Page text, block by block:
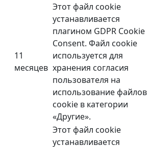
11
месяцев
Этот файл cookie
устанавливается
плагином GDPR Cookie
Consent. Файл cookie
используется для
хранения согласия
пользователя на
использование файлов
cookie в категории
«Другие».
Этот файл cookie
устанавливается